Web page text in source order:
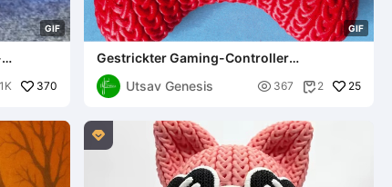
GIF
370
GIF
Gestrickter Gaming-Controller
(Mehrteilig)
Utsav Genesis
 367  2 25
